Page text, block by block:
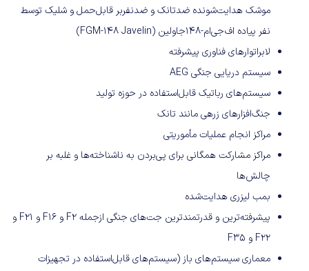
موشک هدایت‌شونده ضدتانک و ضدنفربر قابل‌حمل و شلیک توسط
نفر پیاده اف‌جی‌ام-۱۴۸جاولین (FGM-148 Javelin)
لابراتوارهای فناوری پیشرفته
سیستم دریایی جنگی AEG
سیستم‌های رباتیک قابل‌استفاده در حوزه تولید
جنگ‌افزارهای زرهی مانند تانک
مراکز انجام عملیات‌ مأموریتی
مراکز مشارکت همگانی برای پی‌بردن به ناشناخته‌ها و غلبه بر
چالش‌ها
بمب لیزری هدایت‌شده
پیشرفته‌ترین و قدرتمندترین جت‌های جنگی ازجمله F2 و F16 و F21 و
F22 و F35
معماری سیستم‌های باز (سیستم‌های قابل‌استفاده در تجهیزات